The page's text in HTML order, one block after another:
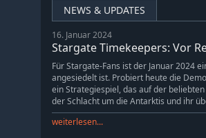
NEWS & UPDATES
16. Januar 2024
Stargate Timekeepers: Vor
Für Stargate-Fans ist der Januar 2024
angesiedelt ist. Probiert heute die
ein Strategiespiel, das auf der
der Schlacht um die Antarktis und ihr
weiterlesen...